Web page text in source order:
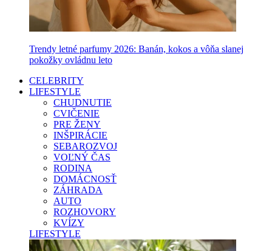
Trendy letné parfumy 2026: Banán, kokos a vôňa slanej
pokožky ovládnu leto
CELEBRITY
LIFESTYLE
CHUDNUTIE
CVIČENIE
PRE ŽENY
INŠPIRÁCIE
SEBAROZVOJ
VOĽNÝ ČAS
RODINA
DOMÁCNOSŤ
ZÁHRADA
AUTO
ROZHOVORY
KVÍZY
LIFESTYLE